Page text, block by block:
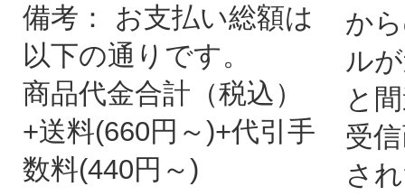
備考： お支払い総額は
以下の通りです。
商品代金合計（税込）
+送料(660円～)+代引手
数料(440円～)
か
ル
と
受
さ